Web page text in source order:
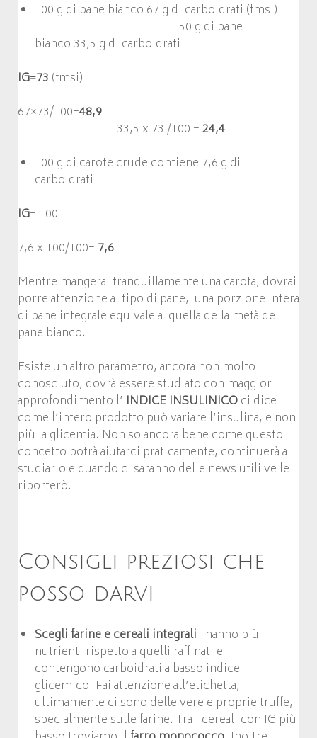
100 g di pane bianco 67 g di carboidrati (fmsi)
50 g di pane
bianco 33,5 g di carboidrati
IG=73 (fmsi)
67×73/100=48,9
33,5 x 73 /100 =24,4
100 g di carote crude contiene 7,6 g di
carboidrati
IG= 100
7,6 x 100/100= 7,6
Mentre mangerai tranquillamente una carota, dovrai
porre attenzione al tipo di pane, una porzione intera
di pane integrale equivale a quella della metà del
pane bianco.
Esiste un altro parametro, ancora non molto
conosciuto, dovrà essere studiato con maggior
approfondimento l’ INDICE INSULINICOci dice
come l’intero prodotto può variare l’insulina, e non
più la glicemia. Non so ancora bene come questo
concetto potrà aiutarci praticamente, continuerà a
studiarlo e quando ci saranno delle news utili ve le
riporterò.
Consigli preziosi che
posso darvi
Scegli farine e cereali integrali hanno più
nutrienti rispetto a quelli raffinati e
contengono carboidrati a basso indice
glicemico. Fai attenzione all’etichetta,
ultimamente ci sono delle vere e proprie truffe,
specialmente sulle farine. Tra i cereali con IG più